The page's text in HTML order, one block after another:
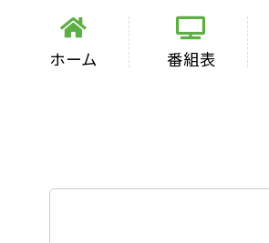
ホーム 番組表